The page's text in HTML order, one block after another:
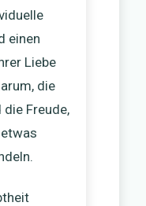
einen
Liebe
die
die Freude,